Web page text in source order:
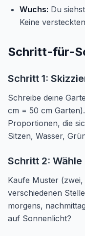
Wuchs: Du
Keine
Schritt-für-
Schritt 1:
Schreibe deine
cm = 50 cm
Proportionen, die
Sitzen, Wasser,
Schritt 2:
Kaufe Muster
verschiedenen
morgens,
auf Sonnenlicht?